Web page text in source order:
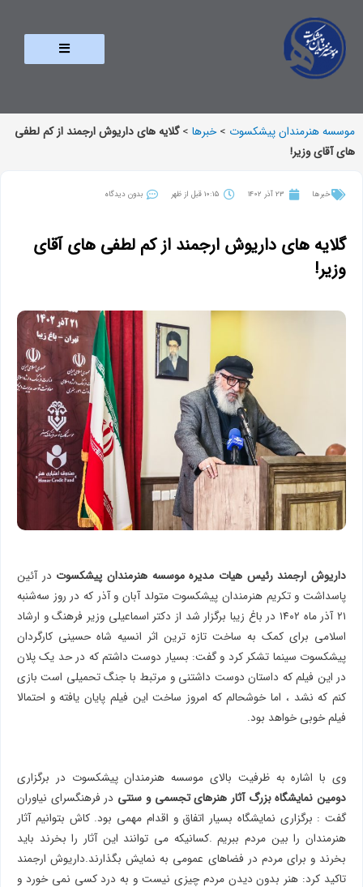
موسسه هنرمندان پیشکسوت >خبرها >گلایه های داریوش ارجمند از کم لطفی
های آقای وزیر!
خبرها 23 آذر 1402 10:15 قبل از ظهر بدون دیدگاه
گلایه های داریوش ارجمند از کم لطفی های آقای
وزیر!
داریوش ارجمند رئیس هیات مدیره موسسه هنرمندان پیشکسوت در آئین
پاسداشت و تکریم هنرمندان پیشکسوت متولد آبان و آذر که در روز سه‌شنبه
۲۱ آذر ماه ۱۴۰۲ در باغ زیبا برگزار شد از دکتر اسماعیلی وزیر فرهنگ و ارشاد
اسلامی برای کمک به ساخت تازه ترین اثر انسیه شاه حسینی کارگردان
پیشکسوت سینما تشکر کرد و گفت: بسیار دوست داشتم که در حد یک پلان
در این فیلم که داستان دوست داشتنی و مرتبط با جنگ تحمیلی است بازی
کنم که نشد ، اما خوشحالم که امروز ساخت این فیلم پایان یافته و احتمالا
فیلم خوبی خواهد بود.
وی با اشاره به ظرفیت بالای موسسه هنرمندان پیشکسوت در برگزاری
دومین نمایشگاه بزرگ آثار هنرهای تجسمی و سنتی در فرهنگسرای نیاوران
گفت : برگزاری نمایشگاه بسیار اتفاق و اقدام مهمی بود. کاش بتوانیم آثار
هنرمندان را بین مردم ببریم .کسانیکه می توانند این آثار را بخرند باید
بخرند و برای مردم در فضاهای عمومی به نمایش بگذارند.داريوش ارجمند
تاکید کرد: هنر بدون دیدن مردم چیزی نیست و به درد کسی نمی خورد و